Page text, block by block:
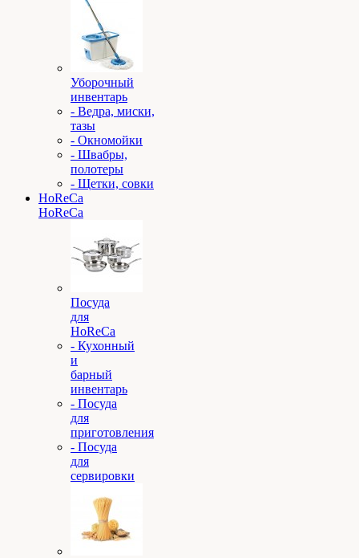
Уборочный
инвентарь
- Ведра, миски,
тазы
- Окномойки
- Швабры,
полотеры
- Щетки, совки
HoReCa
HoReCa
Посуда
для
HoReCa
- Кухонный
и
барный
инвентарь
- Посуда
для
приготовления
- Посуда
для
сервировки